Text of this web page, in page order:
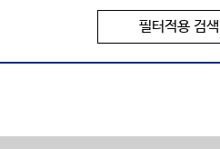
필터적용 검색